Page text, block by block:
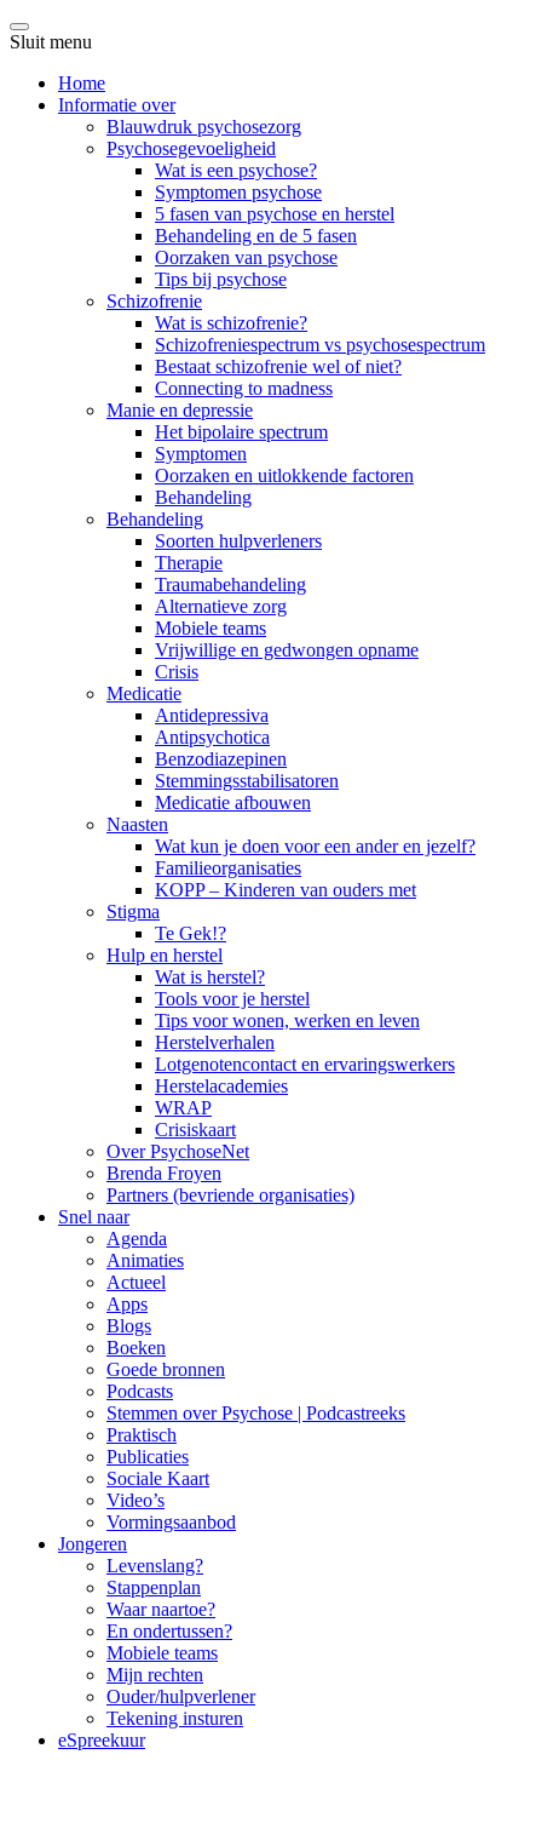
Sluit menu
Home
Informatie over
Blauwdruk psychosezorg
Psychosegevoeligheid
Wat is een psychose?
Symptomen psychose
5 fasen van psychose en herstel
Behandeling en de 5 fasen
Oorzaken van psychose
Tips bij psychose
Schizofrenie
Wat is schizofrenie?
Schizofreniespectrum vs psychosespectrum
Bestaat schizofrenie wel of niet?
Connecting to madness
Manie en depressie
Het bipolaire spectrum
Symptomen
Oorzaken en uitlokkende factoren
Behandeling
Behandeling
Soorten hulpverleners
Therapie
Traumabehandeling
Alternatieve zorg
Mobiele teams
Vrijwillige en gedwongen opname
Crisis
Medicatie
Antidepressiva
Antipsychotica
Benzodiazepinen
Stemmingsstabilisatoren
Medicatie afbouwen
Naasten
Wat kun je doen voor een ander en jezelf?
Familieorganisaties
KOPP – Kinderen van ouders met
Stigma
Te Gek!?
Hulp en herstel
Wat is herstel?
Tools voor je herstel
Tips voor wonen, werken en leven
Herstelverhalen
Lotgenotencontact en ervaringswerkers
Herstelacademies
WRAP
Crisiskaart
Over PsychoseNet
Brenda Froyen
Partners (bevriende organisaties)
Snel naar
Agenda
Animaties
Actueel
Apps
Blogs
Boeken
Goede bronnen
Podcasts
Stemmen over Psychose | Podcastreeks
Praktisch
Publicaties
Sociale Kaart
Video’s
Vormingsaanbod
Jongeren
Levenslang?
Stappenplan
Waar naartoe?
En ondertussen?
Mobiele teams
Mijn rechten
Ouder/hulpverlener
Tekening insturen
eSpreekuur